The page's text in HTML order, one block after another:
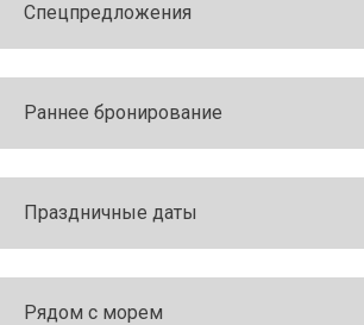
Спецпредложения
Раннее бронирование
Праздничные даты
Рядом с морем